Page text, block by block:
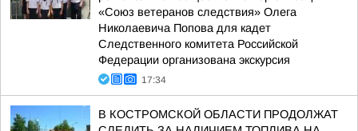
«Союз ветеранов следствия» Олега
Николаевича Попова для кадет
Следственного комитета Российской
Федерации организована экскурсия
17:34
В КОСТРОМСКОЙ ОБЛАСТИ ПРОДОЛЖАТ